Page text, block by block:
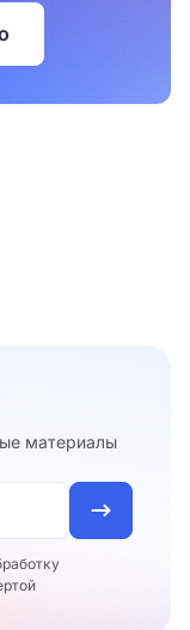
материалы